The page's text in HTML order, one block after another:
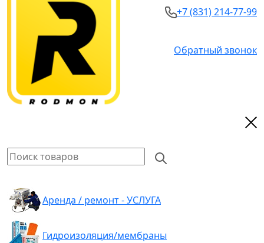
+7 (831) 214-77-99
Обратный звонок
Аренда / ремонт - УСЛУГА
Гидроизоляция/мембраны